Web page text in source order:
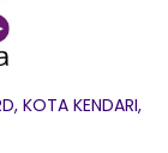
KOTA KENDARI,